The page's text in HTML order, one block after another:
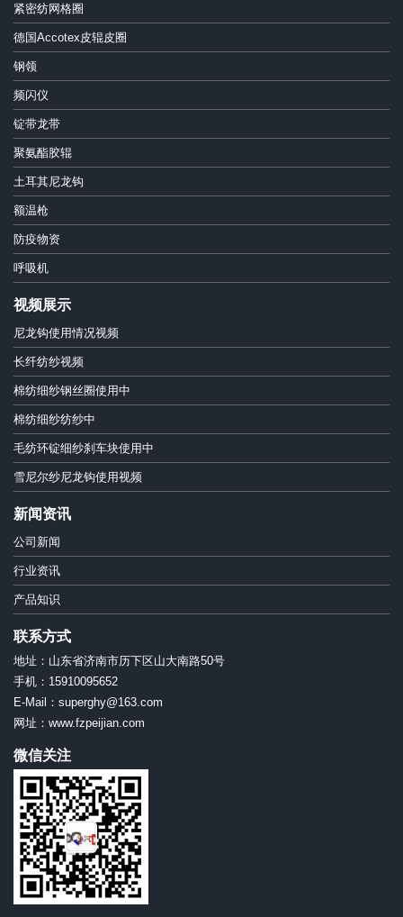
紧密纺网格圈
德国Accotex皮辊皮圈
钢领
频闪仪
锭带龙带
聚氨酯胶辊
土耳其尼龙钩
额温枪
防疫物资
呼吸机
视频展示
尼龙钩使用情况视频
长纤纺纱视频
棉纺细纱钢丝圈使用中
棉纺细纱纺纱中
毛纺环锭细纱刹车块使用中
雪尼尔纱尼龙钩使用视频
新闻资讯
公司新闻
行业资讯
产品知识
联系方式
地址：山东省济南市历下区山大南路50号
手机：15910095652
E-Mail：superghy@163.com
网址：www.fzpeijian.com
微信关注